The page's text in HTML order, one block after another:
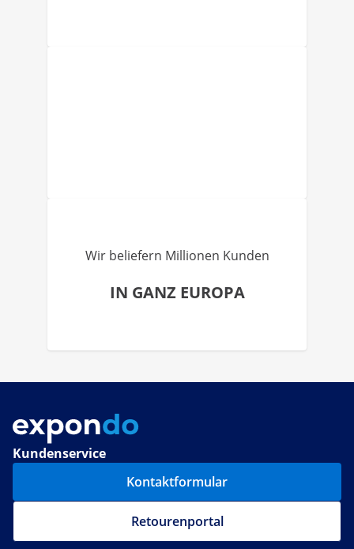
Wir beliefern Millionen Kunden
IN GANZ EUROPA
Kundenservice
Kontaktformular
Retourenportal